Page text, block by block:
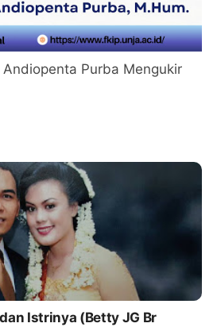
Purba Mengukir
Istrinya (Betty JG Br